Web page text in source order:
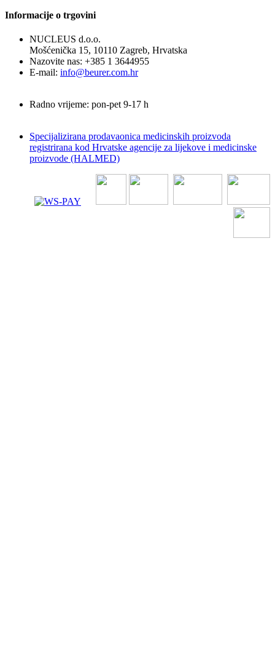
Informacije o trgovini
NUCLEUS d.o.o.
Mošćenička 15, 10110 Zagreb, Hrvatska
Nazovite nas: +385 1 3644955
E-mail: info@beurer.com.hr
Radno vrijeme: pon-pet 9-17 h
Specijalizirana prodavaonica medicinskih proizvoda
registrirana kod Hrvatske agencije za lijekove i medicinske
proizvode (HALMED)